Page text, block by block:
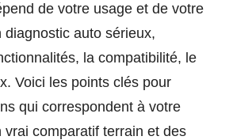
de votre usage et de votre
diagnostic auto sérieux,
la compatibilité, le
Voici les points clés pour
qui correspondent à votre
vrai comparatif terrain et des